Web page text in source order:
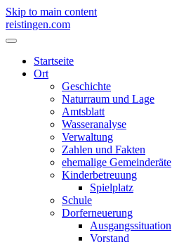
Skip to main content
reistingen.com
Startseite
Ort
Geschichte
Naturraum und Lage
Amtsblatt
Wasseranalyse
Verwaltung
Zahlen und Fakten
ehemalige Gemeinderäte
Kinderbetreuung
Spielplatz
Schule
Dorferneuerung
Ausgangssituation
Vorstand